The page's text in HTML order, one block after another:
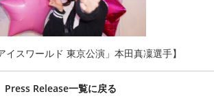
イスワールド 東京公演」本田真凜選手】
Press Release一覧に戻る